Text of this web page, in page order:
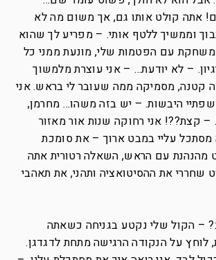
אתה קולט אותו גם, אך משום מה לא
וממשיך ללטף אותי. – מפריע לך שהוא
עם הפטמות שלי, מונעת ממני כל
– לא יודעת… – אני עוצרת מלמשוך
קטנה, מסמיקה ממה שעובר לי בראש. אני
היבשות. – יש בזה משהו… מחרמן,
– קצת??! אני רחוקה שנות אור מאזור
מסתכל עליי במבט ארוך – את סומכת
מהנהנת עם הראש, השאלה רטורית אתה
שחררי את ההסיטואציה ותהני, את תאהבי
– הקול שלי נקטע בגניחה כשאתה
לוחץ על הנקודה הרגישה מתחת לדגדגן.